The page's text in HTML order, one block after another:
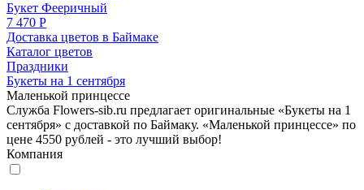
Букет Фееричный
7 470 Р
Доставка цветов в Баймаке
Каталог цветов
Праздники
Букеты на 1 сентября
Маленькой принцессе
Служба Flowers-sib.ru предлагает оригинальные «Букеты на 1
сентября» с доставкой по Баймаку. «Маленькой принцессе» по
цене 4550 рублей - это лучший выбор!
Компания